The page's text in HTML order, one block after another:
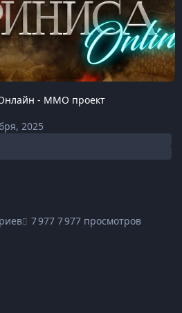
- ММО проект
2025
7 977 просмотров